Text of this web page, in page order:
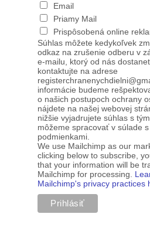
Email
Priamy Mail
Prispôsobená online
Súhlas môžete kedykoľvek
odkaz na zrušenie odberu v
e-mailu, ktorý od nás
kontaktujte na adrese
informácie budeme
o našich postupoch ochrany
nájdete na našej webovej
nižšie vyjadrujete súhlas s
môžeme spracovať v súlade
podmienkami.
We use Mailchimp as our
clicking below to subscribe,
that your information will be
Mailchimp for processing.
Mailchimp's privacy practices